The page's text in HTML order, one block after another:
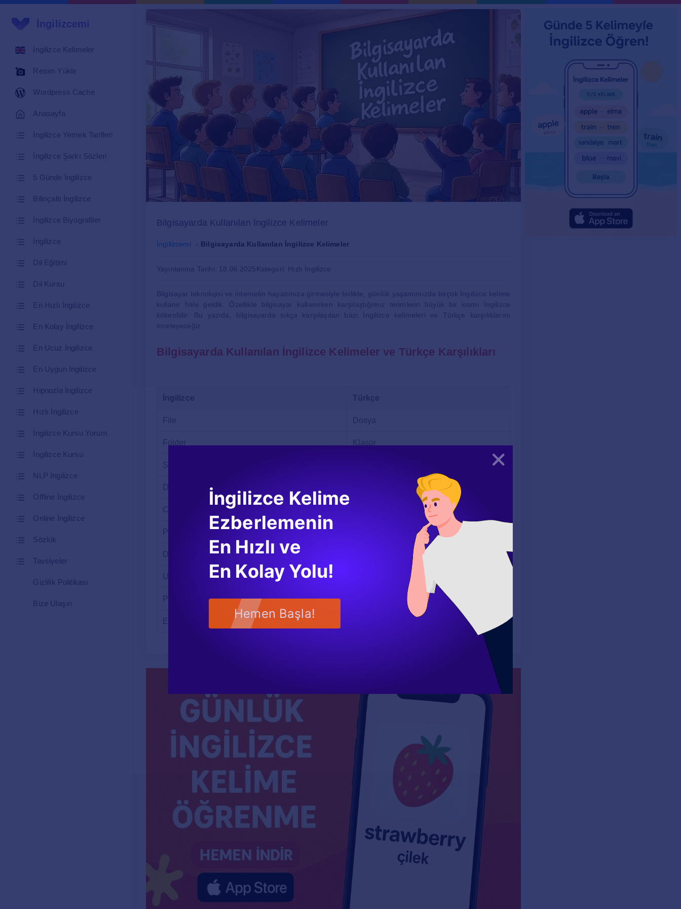
İngilizcemi
İngilizce Kelimeler
Resim Yükle
Wordpress Cache
Anasayfa
İngilizce Yemek Tarifleri
İngilizce Şarkı Sözleri
5 Günde İngilizce
Bilinçaltı İngilizce
İngilizce Biyografiler
İngilizce
Dil Eğitimi
Dil Kursu
En Hızlı İngilizce
En Kolay İngilizce
En Ucuz İngilizce
En Uygun İngilizce
Hipnozla İngilizce
Hızlı İngilizce
İngilizce Kursu Yorum
İngilizce Kursu
NLP İngilizce
Offline İngilizce
Online İngilizce
Sözlük
Tavsiyeler
Gizlilik Politikası
Bize Ulaşın
Bilgisayarda Kullanılan İngilizce Kelimeler
İngilizcemi Bilgisayarda Kullanılan İngilizce Kelimeler
Yayınlanma Tarihi: 18.06.2025Kategori: Hızlı İngilizce
Bilgisayar teknolojisi ve internetin hayatımıza girmesiyle birlikte, günlük yaşamımızda birçok İngilizce kelime
kullanır hale geldik. Özellikle bilgisayar kullanırken karşılaştığımız terimlerin büyük bir kısmı İngilizce
kökenlidir. Bu yazıda, bilgisayarda sıkça karşılaşılan bazı İngilizce kelimeleri ve Türkçe karşılıklarını
inceleyeceğiz.
Bilgisayarda Kullanılan İngilizce Kelimeler ve Türkçe Karşılıkları
İngilizce Türkçe
File Dosya
Folder Klasör
Save
Delete
Copy
Paste
Download
Upload
Print
Exit
Kapat
İngilizce Kelime
Ezberlemenin
En Hızlı ve
En Kolay Yolu!
Hemen Başla!